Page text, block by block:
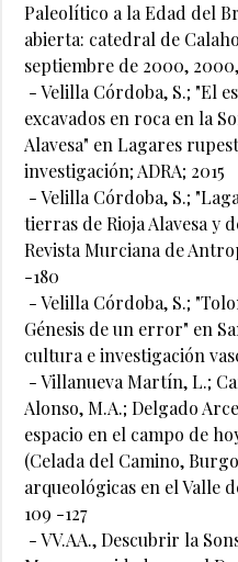
Paleolítico a la Edad del
abierta: catedral de
septiembre de 2000,
- Velilla Córdoba, S.; "El
excavados en roca en la
Alavesa" en Lagares
investigación; ADRA; 2015
- Velilla Córdoba, S.;
tierras de Rioja Alavesa y
Revista Murciana de
-180
- Velilla Córdoba, S.;
Génesis de un error" en
cultura e investigación
- Villanueva Martín, L.;
Alonso, M.A.; Delgado
espacio en el campo de
(Celada del Camino,
arqueológicas en el Valle
109 -127
- VV.AA., Descubrir la